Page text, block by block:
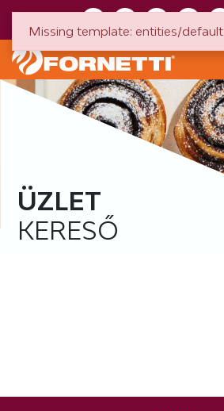
ÜZLET
KERESŐ
Missing template: entities/default